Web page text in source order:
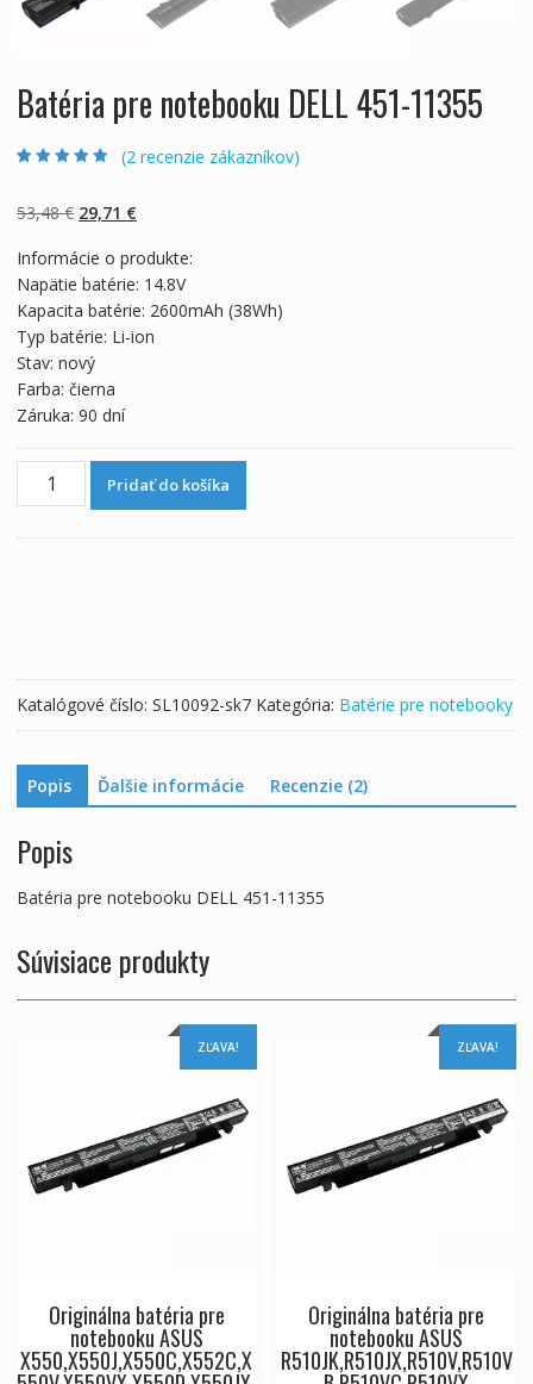
Batéria pre notebooku DELL 451-11355
zákazníckych
recenzií
(2 recenzie zákazníkov)
53,48€ Pôvodná
bola:
53,48 €.
29,71 €Aktuálna
je:
29,71 €.
Informácie o produkte:
Napätie batérie: 14.8V
Kapacita batérie: 2600mAh (38Wh)
Typ batérie: Li-ion
Stav: nový
Farba: čierna
Záruka: 90 dní
množstvo
Pridať do košíka
Katalógové číslo: SL10092-sk7 Kategória: Batérie pre notebooky
Popis Ďalšie informácie Recenzie (2)
Popis
Batéria pre notebooku DELL 451-11355
Súvisiace produkty
ZĽAVA!
Originálna batéria pre
notebooku ASUS
X550,X550J,X550C,X552C,X
ZĽAVA!
Originálna batéria pre
notebooku ASUS
R510JK,R510JX,R510V,R510V